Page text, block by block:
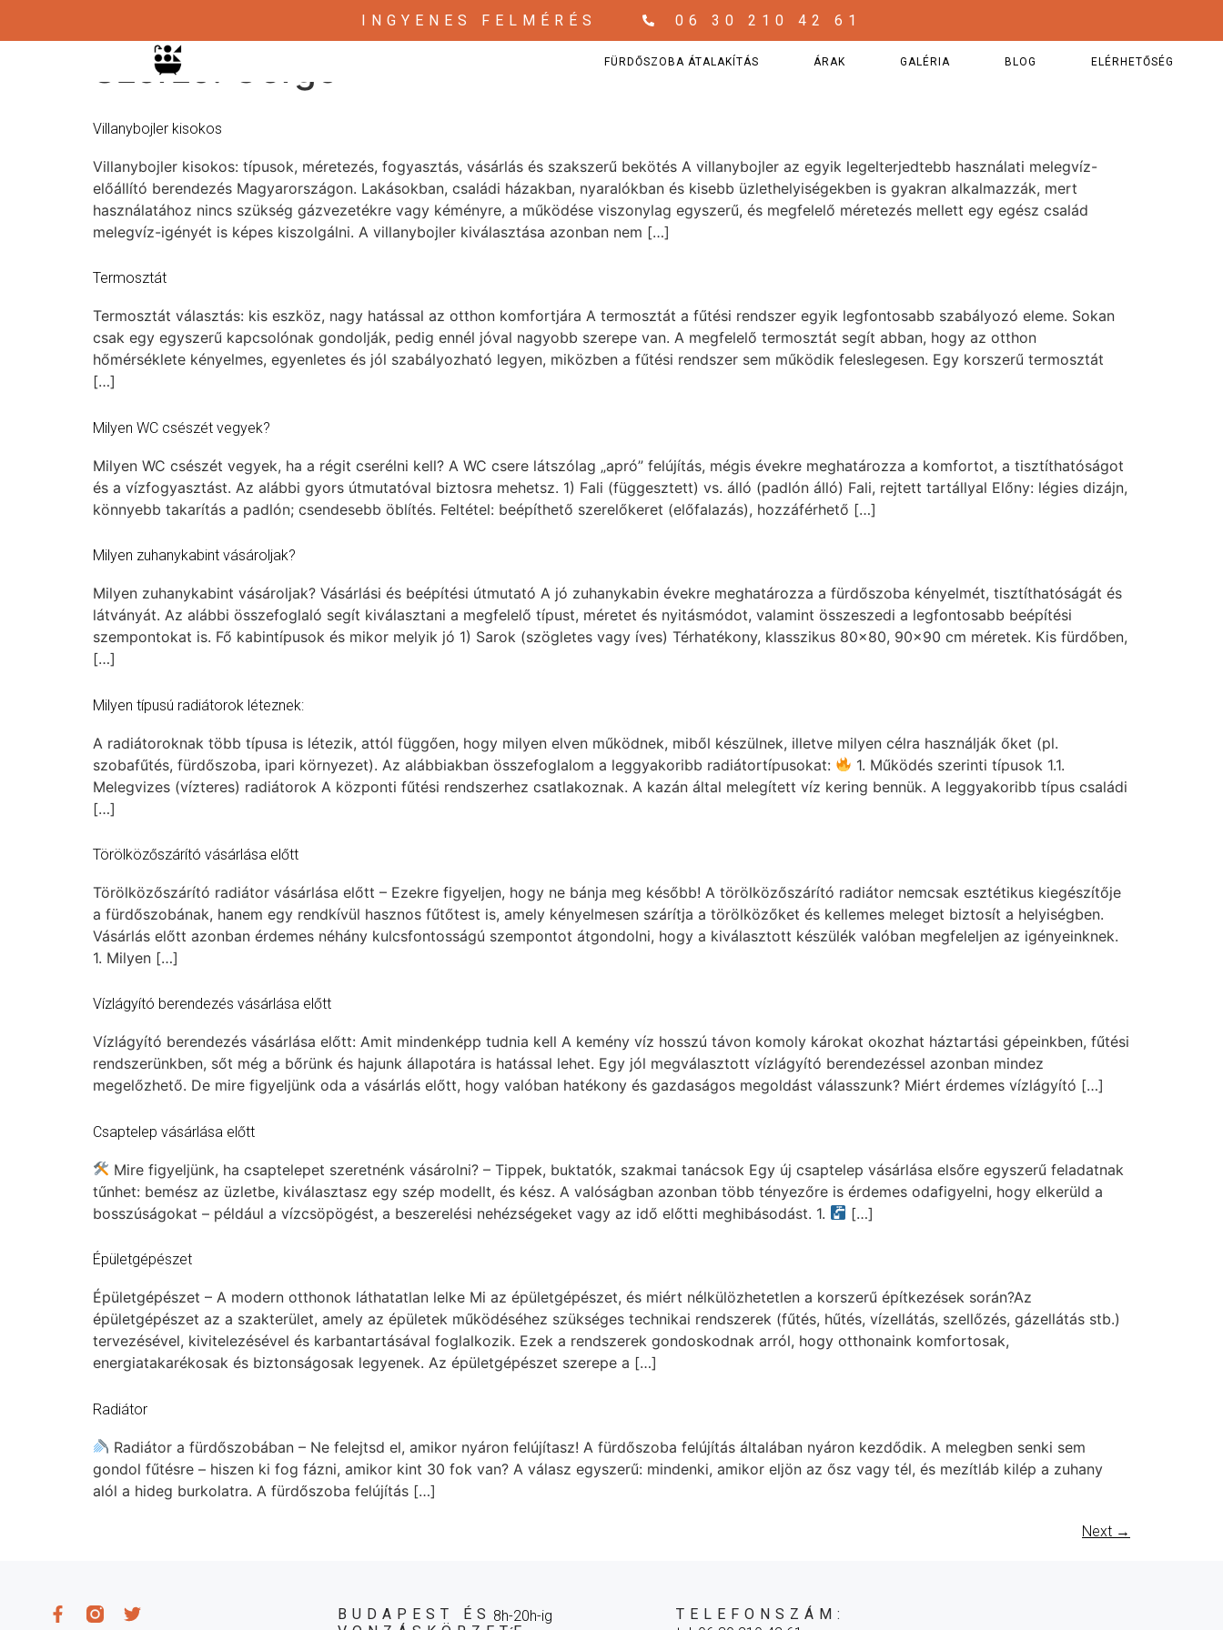
INGYENES FELMÉRÉS 06 30 210 42 61
FÜRDŐSZOBA ÁTALAKÍTÁS ÁRAK GALÉRIA BLOG ELÉRHETŐSÉG
Szerző: Gergo
Villanybojler kisokos
Villanybojler kisokos: típusok, méretezés, fogyasztás, vásárlás és szakszerű bekötés A villanybojler az egyik legelterjedtebb használati melegvíz-
előállító berendezés Magyarországon. Lakásokban, családi házakban, nyaralókban és kisebb üzlethelyiségekben is gyakran alkalmazzák, mert
használatához nincs szükség gázvezetékre vagy kéményre, a működése viszonylag egyszerű, és megfelelő méretezés mellett egy egész család
melegvíz-igényét is képes kiszolgálni. A villanybojler kiválasztása azonban nem […]
Termosztát
Termosztát választás: kis eszköz, nagy hatással az otthon komfortjára A termosztát a fűtési rendszer egyik legfontosabb szabályozó eleme. Sokan
csak egy egyszerű kapcsolónak gondolják, pedig ennél jóval nagyobb szerepe van. A megfelelő termosztát segít abban, hogy az otthon
hőmérséklete kényelmes, egyenletes és jól szabályozható legyen, miközben a fűtési rendszer sem működik feleslegesen. Egy korszerű termosztát
[…]
Milyen WC csészét vegyek?
Milyen WC csészét vegyek, ha a régit cserélni kell? A WC csere látszólag „apró” felújítás, mégis évekre meghatározza a komfortot, a tisztíthatóságot
és a vízfogyasztást. Az alábbi gyors útmutatóval biztosra mehetsz. 1) Fali (függesztett) vs. álló (padlón álló) Fali, rejtett tartállyal Előny: légies dizájn,
könnyebb takarítás a padlón; csendesebb öblítés. Feltétel: beépíthető szerelőkeret (előfalazás), hozzáférhető […]
Milyen zuhanykabint vásároljak?
Milyen zuhanykabint vásároljak? Vásárlási és beépítési útmutató A jó zuhanykabin évekre meghatározza a fürdőszoba kényelmét, tisztíthatóságát és
látványát. Az alábbi összefoglaló segít kiválasztani a megfelelő típust, méretet és nyitásmódot, valamint összeszedi a legfontosabb beépítési
szempontokat is. Fő kabintípusok és mikor melyik jó 1) Sarok (szögletes vagy íves) Térhatékony, klasszikus 80×80, 90×90 cm méretek. Kis fürdőben,
[…]
Milyen típusú radiátorok léteznek:
A radiátoroknak több típusa is létezik, attól függően, hogy milyen elven működnek, miből készülnek, illetve milyen célra használják őket (pl.
szobafűtés, fürdőszoba, ipari környezet). Az alábbiakban összefoglalom a leggyakoribb radiátortípusokat:
1. Működés szerinti típusok 1.1.
Melegvizes (vízteres) radiátorok A központi fűtési rendszerhez csatlakoznak. A kazán által melegített víz kering bennük. A leggyakoribb típus családi
[…]
Törölközőszárító vásárlása előtt
Törölközőszárító radiátor vásárlása előtt – Ezekre figyeljen, hogy ne bánja meg később! A törölközőszárító radiátor nemcsak esztétikus kiegészítője
a fürdőszobának, hanem egy rendkívül hasznos fűtőtest is, amely kényelmesen szárítja a törölközőket és kellemes meleget biztosít a helyiségben.
Vásárlás előtt azonban érdemes néhány kulcsfontosságú szempontot átgondolni, hogy a kiválasztott készülék valóban megfeleljen az igényeinknek.
1. Milyen […]
Vízlágyító berendezés vásárlása előtt
Vízlágyító berendezés vásárlása előtt: Amit mindenképp tudnia kell A kemény víz hosszú távon komoly károkat okozhat háztartási gépeinkben, fűtési
rendszerünkben, sőt még a bőrünk és hajunk állapotára is hatással lehet. Egy jól megválasztott vízlágyító berendezéssel azonban mindez
megelőzhető. De mire figyeljünk oda a vásárlás előtt, hogy valóban hatékony és gazdaságos megoldást válasszunk? Miért érdemes vízlágyító […]
Csaptelep vásárlása előtt
Mire figyeljünk, ha csaptelepet szeretnénk vásárolni? – Tippek, buktatók, szakmai tanácsok Egy új csaptelep vásárlása elsőre egyszerű feladatnak
tűnhet: bemész az üzletbe, kiválasztasz egy szép modellt, és kész. A valóságban azonban több tényezőre is érdemes odafigyelni, hogy elkerüld a
bosszúságokat – például a vízcsöpögést, a beszerelési nehézségeket vagy az idő előtti meghibásodást. 1.
[…]
Épületgépészet
Épületgépészet – A modern otthonok láthatatlan lelke Mi az épületgépészet, és miért nélkülözhetetlen a korszerű építkezések során?Az
épületgépészet az a szakterület, amely az épületek működéséhez szükséges technikai rendszerek (fűtés, hűtés, vízellátás, szellőzés, gázellátás stb.)
tervezésével, kivitelezésével és karbantartásával foglalkozik. Ezek a rendszerek gondoskodnak arról, hogy otthonaink komfortosak,
energiatakarékosak és biztonságosak legyenek. Az épületgépészet szerepe a […]
Radiátor
Radiátor a fürdőszobában – Ne felejtsd el, amikor nyáron felújítasz! A fürdőszoba felújítás általában nyáron kezdődik. A melegben senki sem
gondol fűtésre – hiszen ki fog fázni, amikor kint 30 fok van? A válasz egyszerű: mindenki, amikor eljön az ősz vagy tél, és mezítláb kilép a zuhany
alól a hideg burkolatra. A fürdőszoba felújítás […]
Next →
BUDAPEST ÉS 8h-20h-ig
TELEFONSZÁM: